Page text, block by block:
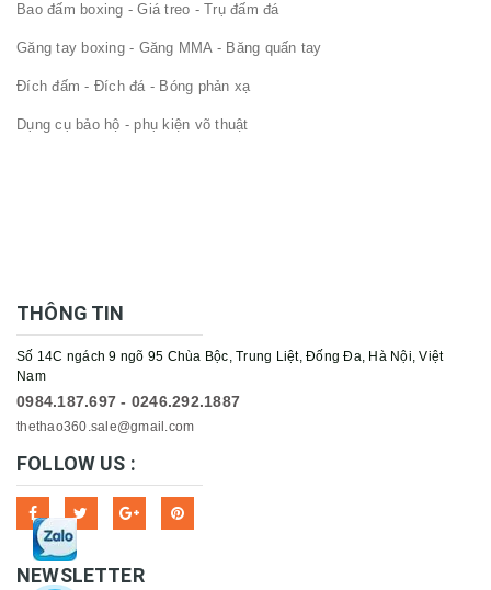
Bao đấm boxing - Giá treo - Trụ đấm đá
Găng tay boxing - Găng MMA - Băng quấn tay
Đích đấm - Đích đá - Bóng phản xạ
Dụng cụ bảo hộ - phụ kiện võ thuật
THÔNG TIN
Số 14C ngách 9 ngõ 95 Chùa Bộc, Trung Liệt, Đống Đa, Hà Nội, Việt
Nam
0984.187.697 - 0246.292.1887
thethao360.sale@gmail.com
FOLLOW US :
NEWSLETTER